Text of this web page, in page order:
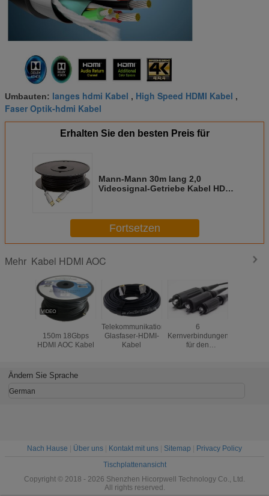
Umbauten: langes hdmi Kabel , High Speed HDMI Kabel ,
Faser Optik-hdmi Kabel
Erhalten Sie den besten Preis für
Mann-Mann 30m lang 2,0
Videosignal-Getriebe Kabel HDMI
Fortsetzen
Mehr Kabel HDMI AOC
150m 18Gbps
HDMI AOC Kabel
Telekommunikations-
Glasfaser-HDMI-
Kabel
6
Kernverbindungen
für den
Ändern Sie Sprache
German
Nach Hause Über uns Kontakt mit uns Sitemap
Privacy Policy
Tischplattenansicht
Copyright © 2018 - 2026 Shenzhen Hicorpwell Technology Co., Ltd.
All rights reserved.